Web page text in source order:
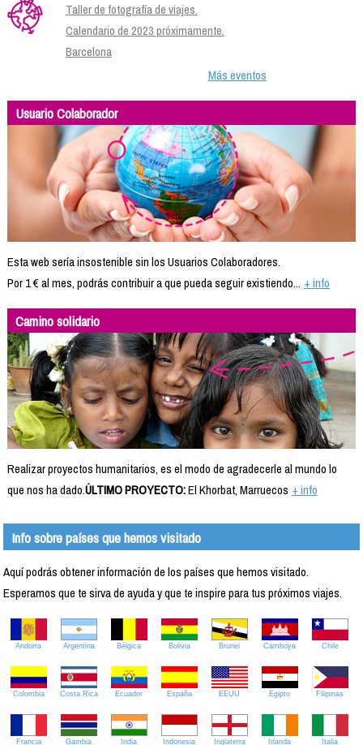
Taller de fotografía de viajes.
Calendario de 2023 próximamente.
Barcelona
Más eventos
Usuario Colaborador
Esta web sería insostenible sin los Usuarios Colaboradores.
Por 1 € al mes, podrás contribuir a que pueda seguir existiendo... + info
Camino solidario
Realizar proyectos humanitarios, es el modo de agradecerle al mundo lo
que nos ha dado.ÚLTIMO PROYECTO:El Khorbat, Marruecos + info
Info sobre países que hemos visitado
Aquí podrás obtener información de los países que hemos visitado.
Esperamos que te sirva de ayuda y que te inspire para tus próximos viajes.
Andorra Argentina Bélgica Bolivia Brunei Camboya Chile
Colombia Costa Rica Ecuador España EEUU Egipto Filipinas
Francia Gambia India Indonesia Inglaterra Irlanda Italia